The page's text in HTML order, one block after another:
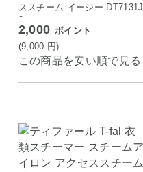
ススチーム イージー DT7131J
0
2,000 ポイント
(9,000 円)
この商品を安い順で見る